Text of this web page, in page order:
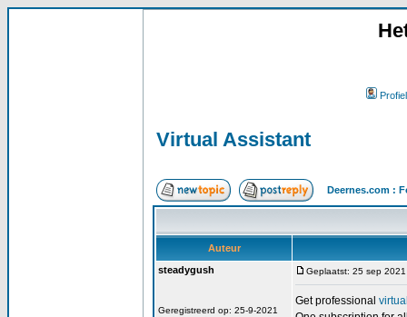
Profiel
Virtual Assistant
Deernes.com :
Auteur
steadygush
Geregistreerd op: 25-9-2021
Geplaatst: 25 sep
Get professional